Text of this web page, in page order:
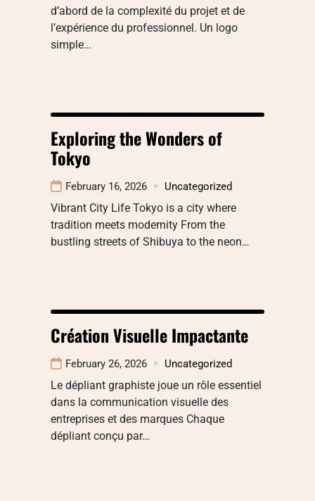
d’abord de la complexité du projet et de
l’expérience du professionnel. Un logo
simple…
Exploring the Wonders of
Tokyo
February 16, 2026 Uncategorized
Vibrant City Life Tokyo is a city where
tradition meets modernity From the
bustling streets of Shibuya to the neon…
Création Visuelle Impactante
February 26, 2026 Uncategorized
Le dépliant graphiste joue un rôle essentiel
dans la communication visuelle des
entreprises et des marques Chaque
dépliant conçu par…